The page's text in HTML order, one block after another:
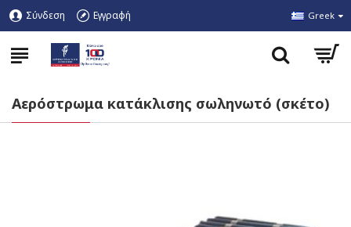
Σύνδεση Εγγραφή Greek
Αερόστρωμα κατάκλισης σωληνωτό (σκέτο)